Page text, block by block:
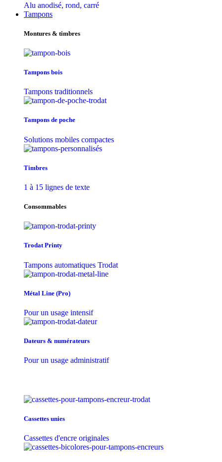
Alu anodisé, rond, carré
Tampons
Montures & timbres
Tampons bois
Tampons traditionnels
Tampons de poche
Solutions mobiles compactes
Timbres
1 à 15 lignes de texte
Consommables
Trodat Printy
Tampons automatiques Trodat
Métal Line (Pro)
Pour un usage intensif
Dateurs & numérateurs
Pour un usage administratif
Cassettes unies
Cassettes d'encre originales